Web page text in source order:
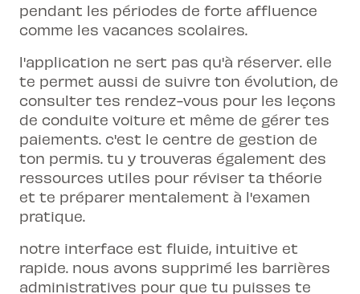
pendant les périodes de forte affluence
comme les vacances scolaires.
l'application ne sert pas qu'à réserver. elle
te permet aussi de suivre ton évolution, de
consulter tes rendez-vous pour les leçons
de conduite voiture et même de gérer tes
paiements. c'est le centre de gestion de
ton permis. tu y trouveras également des
ressources utiles pour réviser ta théorie
et te préparer mentalement à l'examen
pratique.
notre interface est fluide, intuitive et
rapide. nous avons supprimé les barrières
administratives pour que tu puisses te